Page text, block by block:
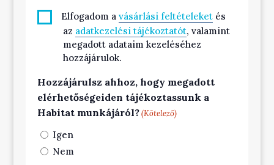
Elfogadom a vásárlási feltételeketés
az adatkezelési tájékoztatót, valamint
megadott adataim kezeléséhez
hozzájárulok.
Hozzájárulsz ahhoz, hogy megadott
elérhetőségeiden tájékoztassunk a
Habitat munkájáról? (Kötelező)
Igen
Nem